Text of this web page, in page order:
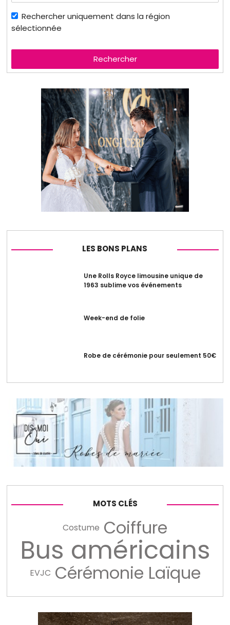
Rechercher uniquement dans la région
sélectionnée
Rechercher
LES BONS PLANS
Une Rolls Royce limousine unique de
1963 sublime vos événements
Week-end de folie
Robe de cérémonie pour seulement 50€
MOTS CLÉS
Costume Coiffure
Bus américains
EVJC Cérémonie Laïque